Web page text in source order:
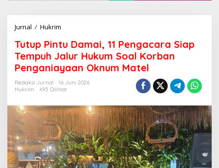
Jurnal / Hukrim
t
u
p
P
i
n
u
D
a
m
a
i
,
Tutup Pintu Damai, 11 Pengacara Siap
Tempuh Jalur Hukum Soal Korban
Penganiayaan Oknum Matel
Redaksi Jurnal
16 Juni 2026
Hukrim
495 Dilihat